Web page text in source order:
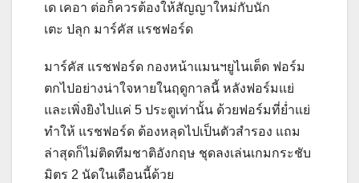
เด เคอา ต่อก็ควรต้องให้สัญญาใหม่กับนัก
เตะ ปลุก มาร์คัส แรชฟอร์ด
มาร์คัส แรชฟอร์ด กองหน้าแมนฯยูไนเต็ด ฟอร์ม
ตกไปอย่างน่าใจหายในฤดูกาลนี้ หลังฟอร์มแย่
และเพิ่งยิงไปแค่ 5 ประตูเท่านั้น ด้วยฟอร์มที่ย่ำแย่
ทำให้ แรชฟอร์ด ต้องหลุดไปเป็นตัวสำรอง แถม
ล่าสุดก็ไม่ติดทีมชาติอังกฤษ ชุดลงเล่นเกมกระชับ
มิตร 2 นัดในเดือนนี้ด้วย